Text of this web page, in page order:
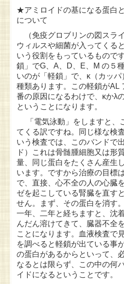
★アミロイドの基になる蛋白
について
（免疫グロブリンの図スラ
ウィルスや細菌が入ってくる
いう役割をもっているもので
鎖」でG、A、D、E、M の５
いのが「軽鎖」で、κ（カッパ
種類あります。この軽鎖がAL
番の原因になるわけで、κかλ
ということになります。
「電気泳動」をしますと、
てくる訳ですね。同じ様な検
いう検査では、このバンドで
ド）これは骨髄腫細胞又は形
量、同じ蛋白をたくさん産生
います。ですから治療の目標
で、直接、心不全の人の心臓
ゼを起こしている腎臓を直す
せん。まず、その蛋白を消す
一年、二年と経ちますと、沈
んだん溶けてきて、臓器不全
ことになります。血液検査で
を調べると軽鎖が出ている事
の蛋白があるからといって、
なるとは限らず、この中の何
イドになるということです。